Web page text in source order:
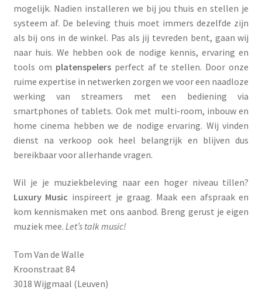
mogelijk. Nadien installeren we bij jou thuis en stellen je
systeem af. De beleving thuis moet immers dezelfde zijn
als bij ons in de winkel. Pas als jij tevreden bent, gaan wij
naar huis. We hebben ook de nodige kennis, ervaring en
tools om platenspelersperfect af te stellen. Door onze
ruime expertise in netwerken zorgen we voor een naadloze
werking van streamers met een bediening via
smartphones of tablets. Ook met multi-room, inbouw en
home cinema hebben we de nodige ervaring. Wij vinden
dienst na verkoop ook heel belangrijk en blijven dus
bereikbaar voor allerhande vragen.
Wil je je muziekbeleving naar een hoger niveau tillen?
Luxury Music inspireert je graag. Maak een afspraak en
kom kennismaken met ons aanbod. Breng gerust je eigen
muziek mee. Let’s talk music!
Tom Van de Walle
Kroonstraat 84
3018 Wijgmaal (Leuven)